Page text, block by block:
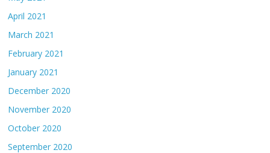
April 2021
March 2021
February 2021
January 2021
December 2020
November 2020
October 2020
September 2020